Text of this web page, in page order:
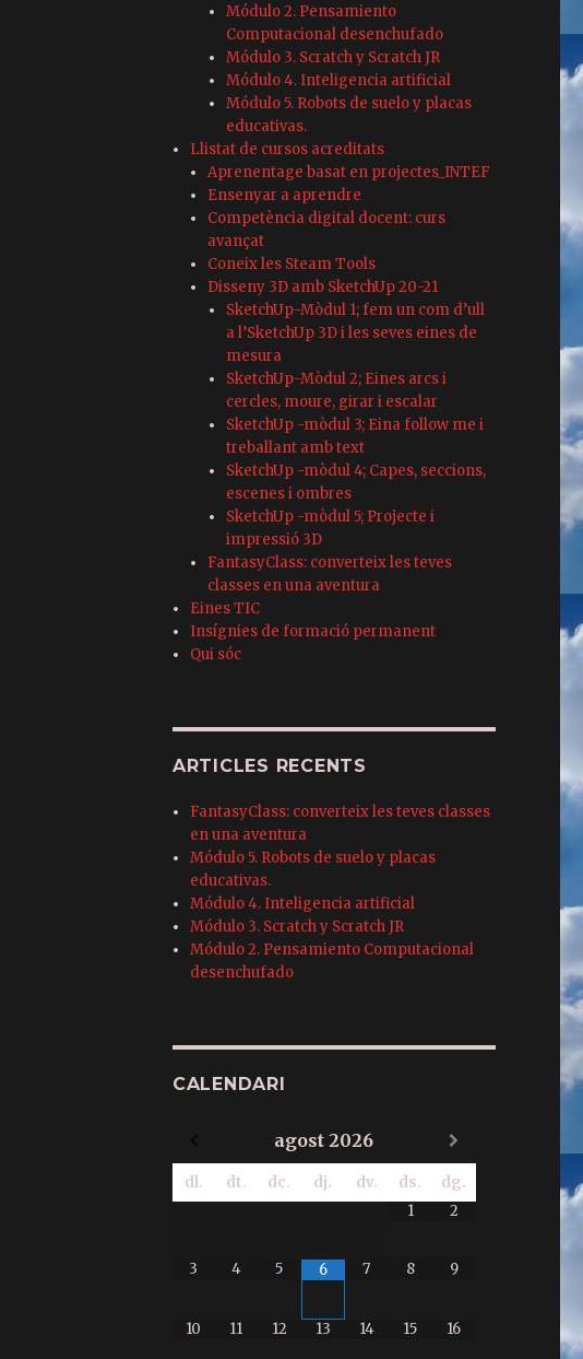
Módulo 2. Pensamiento
Computacional desenchufado
Módulo 3. Scratch y Scratch JR
Módulo 4. Inteligencia artificial
Módulo 5. Robots de suelo y placas
educativas.
Llistat de cursos acreditats
Aprenentage basat en projectes_INTEF
Ensenyar a aprendre
Competència digital docent: curs
avançat
Coneix les Steam Tools
Disseny 3D amb SketchUp 20-21
SketchUp-Mòdul 1; fem un com d’ull
a l’SketchUp 3D i les seves eines de
mesura
SketchUp-Mòdul 2; Eines arcs i
cercles, moure, girar i escalar
SketchUp -mòdul 3; Eina follow me i
treballant amb text
SketchUp -mòdul 4; Capes, seccions,
escenes i ombres
SketchUp -mòdul 5; Projecte i
impressió 3D
FantasyClass: converteix les teves
classes en una aventura
Eines TIC
Insígnies de formació permanent
Qui sóc
ARTICLES RECENTS
FantasyClass: converteix les teves classes
en una aventura
Módulo 5. Robots de suelo y placas
educativas.
Módulo 4. Inteligencia artificial
Módulo 3. Scratch y Scratch JR
Módulo 2. Pensamiento Computacional
desenchufado
CALENDARI
agost 2026
dl. dt. dc. dj. dv. ds.
dg.
1
2
3 4 5 6 7 8 9
10 11 12 13 14 15 16